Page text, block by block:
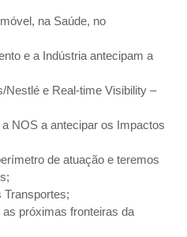
na Saúde, no
e a Indústria antecipam a
e Real-time Visibility –
NOS a antecipar os Impactos
de atuação e teremos
Transportes;
próximas fronteiras da